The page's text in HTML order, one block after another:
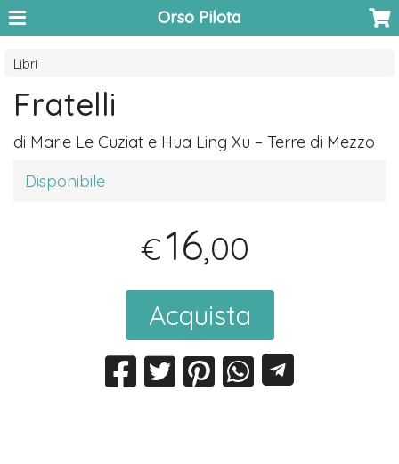
Orso Pilota
Libri
Fratelli
di Marie Le Cuziat e Hua Ling Xu – Terre di Mezzo
Disponibile
€16,00
Acquista